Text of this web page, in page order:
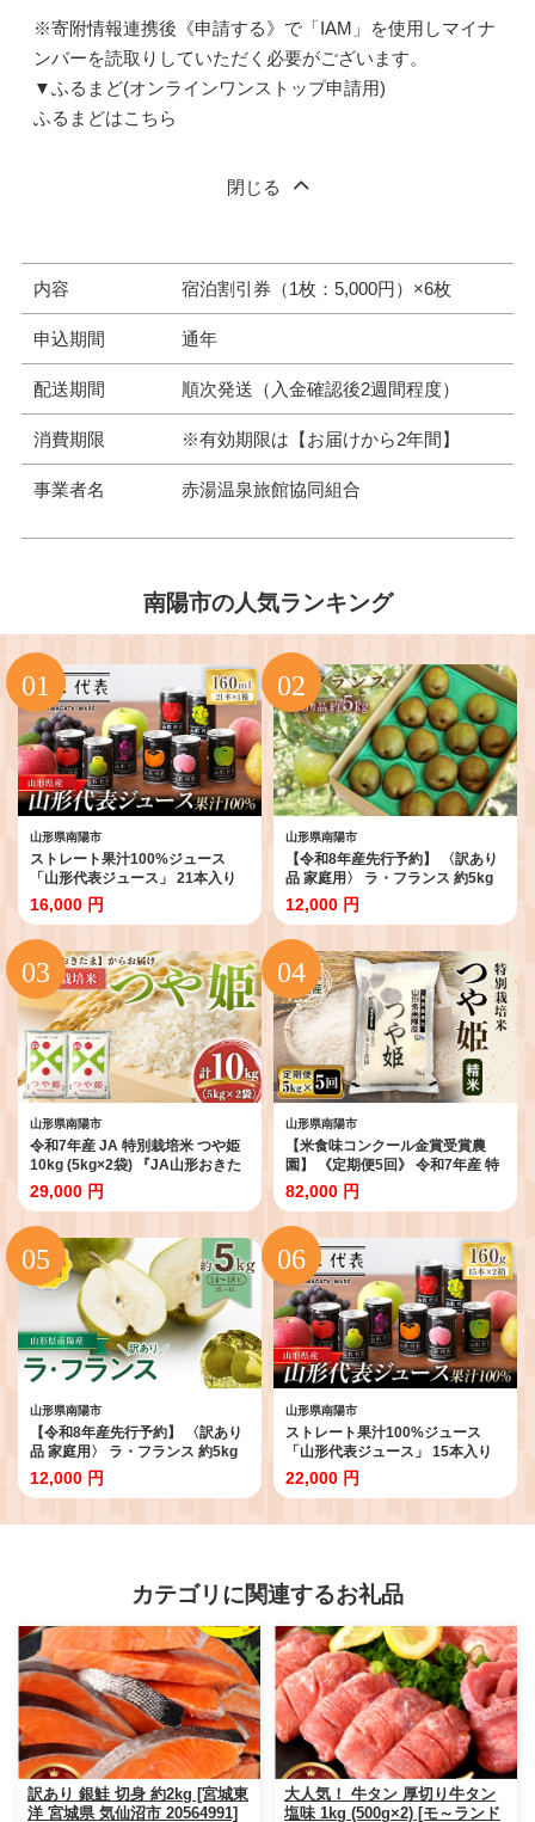
※寄附情報連携後《申請する》で「IAM」を使用しマイナ
ンバーを読取りしていただく必要がございます。
▼ふるまど(オンラインワンストップ申請用)
ふるまどはこちら
閉じる
内容 宿泊割引券（1枚：5,000円）×6枚
申込期間 通年
配送期間 順次発送（入金確認後2週間程度）
消費期限 ※有効期限は【お届けから2年間】
事業者名 赤湯温泉旅館協同組合
南陽市の人気ランキング
山形県南陽市
ストレート果汁100%ジュース
「山形代表ジュース」 21本入り
×1箱 『山形食品(株)』 JA山形お
きたま ジュース ストレート 山形
代表 旬 果物 果汁100％ 無添加 セ
ット 詰合せ りんご 青りんご もも
ラ・フランス 柿 ぶどう トマト 山
形県 南陽市 [1887]
16,000 円
山形県南陽市
【令和8年産先行予約】 〈訳あり
品 家庭用〉 ラ・フランス 約5kg
(10～18玉 中～大玉) 《令和8年11
月上旬～発送》 『旬の果実 佐藤
市右衛門農園』 ラフランス 西洋
梨 洋なし 訳あり 果物 フルーツ デ
ザート 山形県 南陽市 [1047]
12,000 円
山形県南陽市
令和7年産 JA 特別栽培米 つや姫
10kg (5kg×2袋) 『JA山形おきた
ま』 山形置賜産 米 精米 山形県 南
陽市 [639]
29,000 円
山形県南陽市
【米食味コンクール金賞受賞農
園】 《定期便5回》 令和7年産 特
別栽培米 つや姫 5kg×5か月 『し
まさき農園』 山形南陽産 米 白米
精米 ご飯 農家直送 山形県 南陽市
[1788]
82,000 円
山形県南陽市
【令和8年産先行予約】 〈訳あり
品 家庭用〉 ラ・フランス 約5kg
(14～18玉 2～4L) 《令和8年11月
中旬～発送》 『寿農園 （近野寿
12,000 円
山形県南陽市
ストレート果汁100%ジュース
「山形代表ジュース」 15本入り
×2箱 『山形食品(株)』 JA山形お
きたま ジュース ストレート 山形
ット 詰合せ りんご 青りんご もも
22,000 円
カテゴリに関連するお礼品
訳あり 銀鮭 切身 約2kg [宮城東
洋 宮城県 気仙沼市 20564991]
大人気！ 牛タン 厚切り牛タン
塩味 1kg (500g×2) [モ～ランド